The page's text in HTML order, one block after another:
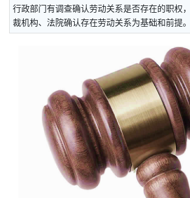
行政部门有调查确认劳动关系是否存在的职权
裁机构、法院确认存在劳动关系为基础和前提。